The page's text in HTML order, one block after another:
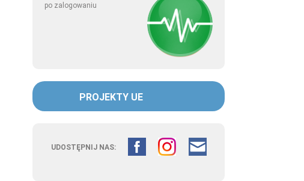
po zalogowaniu
PROJEKTY UE
UDOSTĘPNIJ NAS: